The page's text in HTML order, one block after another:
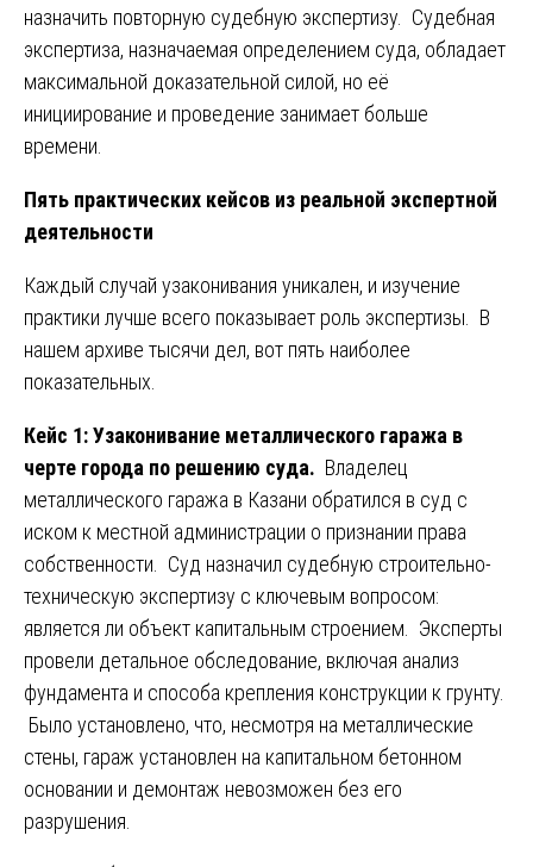
назначить повторную судебную экспертизу. Судебная
экспертиза, назначаемая определением суда, обладает
максимальной доказательной силой, но её
инициирование и проведение занимает больше
времени.
Пять практических кейсов из реальной экспертной
деятельности
Каждый случай узаконивания уникален, и изучение
практики лучше всего показывает роль экспертизы. В
нашем архиве тысячи дел, вот пять наиболее
показательных.
Кейс 1: Узаконивание металлического гаража в
черте города по решению суда. Владелец
металлического гаража в Казани обратился в суд с
иском к местной администрации о признании права
собственности. Суд назначил судебную строительно-
техническую экспертизу с ключевым вопросом:
является ли объект капитальным строением. Эксперты
провели детальное обследование, включая анализ
фундамента и способа крепления конструкции к грунту.
Было установлено, что, несмотря на металлические
стены, гараж установлен на капитальном бетонном
основании и демонтаж невозможен без его
разрушения.